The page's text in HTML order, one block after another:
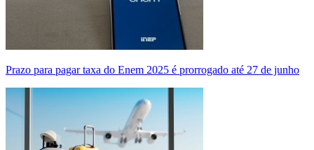
Prazo para pagar taxa do Enem 2025 é prorrogado até 27 de junho